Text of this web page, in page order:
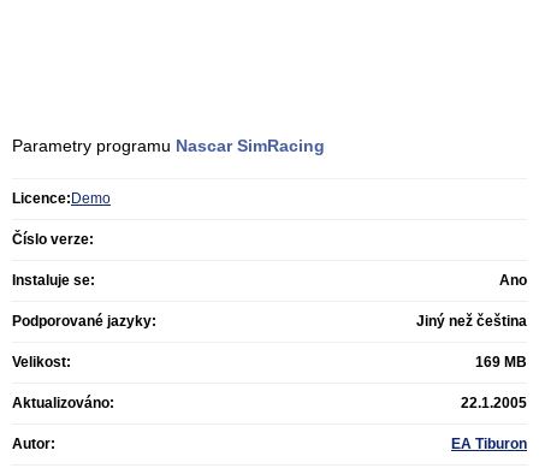
Parametry programu Nascar SimRacing
Licence: Demo
Číslo verze:
Instaluje se: Ano
Podporované jazyky: Jiný než čeština
Velikost: 169 MB
Aktualizováno: 22.1.2005
Autor: EA Tiburon